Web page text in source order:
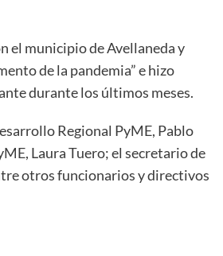
el municipio de Avellaneda y
de la pandemia” e hizo
durante los últimos meses.
Regional PyME, Pablo
Laura Tuero; el secretario de
otros funcionarios y directivos